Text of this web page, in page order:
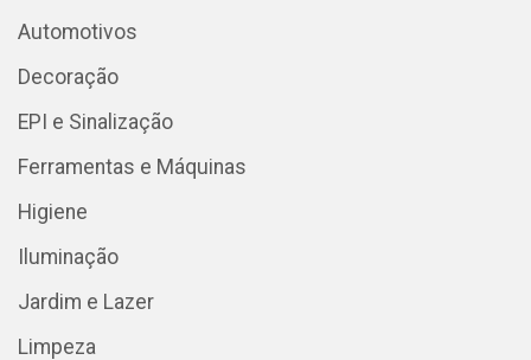
Automotivos
Decoração
EPI e Sinalização
Ferramentas e Máquinas
Higiene
Iluminação
Jardim e Lazer
Limpeza